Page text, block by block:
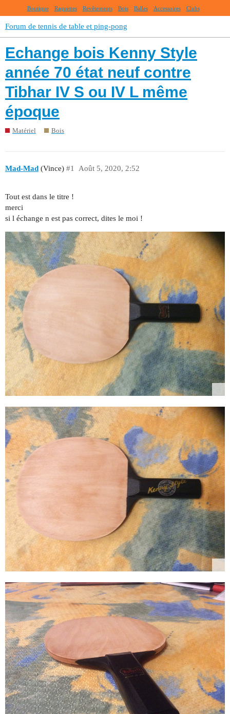
Boutique Raquettes Revêtements Bois Balles Accessoires Clubs
Forum de tennis de table et ping-pong
Echange bois Kenny Style
année 70 état neuf contre
Tibhar IV S ou IV L même
époque
Matériel Bois
Mad-Mad (Vince) Août 5, 2020, 2:52
#1
Tout est dans le titre !
merci
si l échange n est pas correct, dites le moi !